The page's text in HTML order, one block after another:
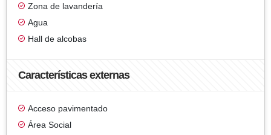
Zona de lavandería
Agua
Hall de alcobas
Características externas
Acceso pavimentado
Área Social